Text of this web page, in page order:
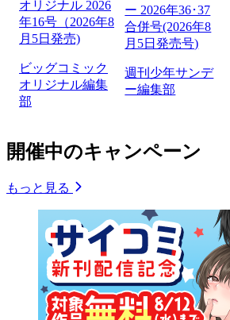
オリジナル 2026
年16号（2026年8
月5日発売)
ビッグコミック
オリジナル編集
部
ー 2026年36･37
合併号(2026年8
月5日発売号)
週刊少年サンデ
ー編集部
開催中のキャンペーン
もっと見る